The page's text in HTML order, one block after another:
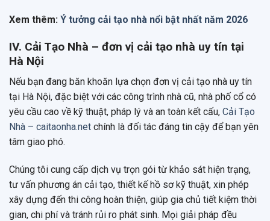
Xem thêm: Ý tưởng cải tạo nhà nổi bật nhất năm 2026
IV. Cải Tạo Nhà – đơn vị cải tạo nhà uy tín tại
Hà Nội
Nếu bạn đang băn khoăn lựa chọn đơn vị cải tạo nhà uy tín
tại Hà Nội, đặc biệt với các công trình nhà cũ, nhà phố cổ có
yêu cầu cao về kỹ thuật, pháp lý và an toàn kết cấu, Cải Tạo
Nhà – caitaonha.net chính là đối tác đáng tin cậy để bạn yên
tâm giao phó.
Chúng tôi cung cấp dịch vụ trọn gói từ khảo sát hiện trạng,
tư vấn phương án cải tạo, thiết kế hồ sơ kỹ thuật, xin phép
xây dựng đến thi công hoàn thiện, giúp gia chủ tiết kiệm thời
gian, chi phí và tránh rủi ro phát sinh. Mọi giải pháp đều